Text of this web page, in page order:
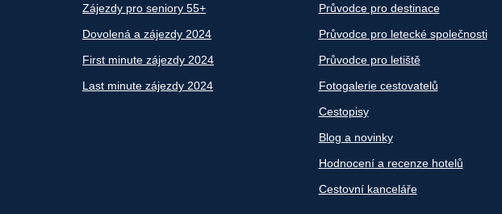
Zájezdy pro seniory 55+
Dovolená a zájezdy 2024
First minute zájezdy 2024
Last minute zájezdy 2024
Průvodce pro destinace
Průvodce pro letecké společnosti
Průvodce pro letiště
Fotogalerie cestovatelů
Cestopisy
Blog a novinky
Hodnocení a recenze hotelů
Cestovní kanceláře